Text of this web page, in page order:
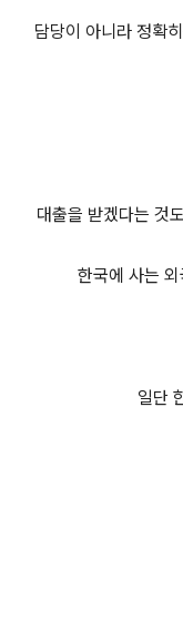
담당이 아니라 정확
대출을 받겠다는 것
한국에 사는
일단